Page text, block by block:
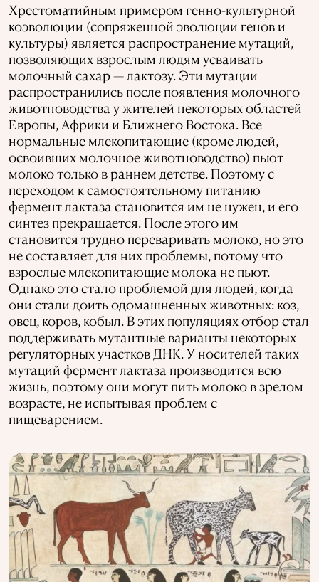
Хрестоматийным примером генно-культурной
коэволюции (сопряженной эволюции генов и
культуры) является распространение мутаций,
позволяющих взрослым людям усваивать
молочный сахар — лактозу. Эти мутации
распространились после появления молочного
животноводства у жителей некоторых областей
Европы, Африки и Ближнего Востока. Все
нормальные млекопитающие (кроме людей,
освоивших молочное животноводство) пьют
молоко только в раннем детстве. Поэтому с
переходом к самостоятельному питанию
фермент лактаза становится им не нужен, и его
синтез прекращается. После этого им
становится трудно переваривать молоко, но это
не составляет для них проблемы, потому что
взрослые млекопитающие молока не пьют.
Однако это стало проблемой для людей, когда
они стали доить одомашненных животных: коз,
овец, коров, кобыл. В этих популяциях отбор стал
поддерживать мутантные варианты некоторых
регуляторных участков ДНК. У носителей таких
мутаций фермент лактаза производится всю
жизнь, поэтому они могут пить молоко в зрелом
возрасте, не испытывая проблем с
пищеварением.